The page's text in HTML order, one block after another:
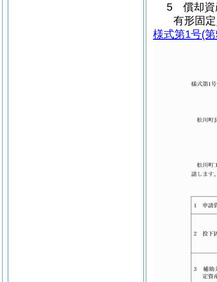
5 償却資
有形固
様式第1号(